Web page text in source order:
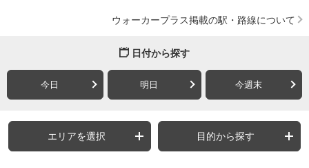
ウォーカープラス掲載の駅・路線について
日付から探す
今日 明日 今週末
エリアを選択 目的から探す